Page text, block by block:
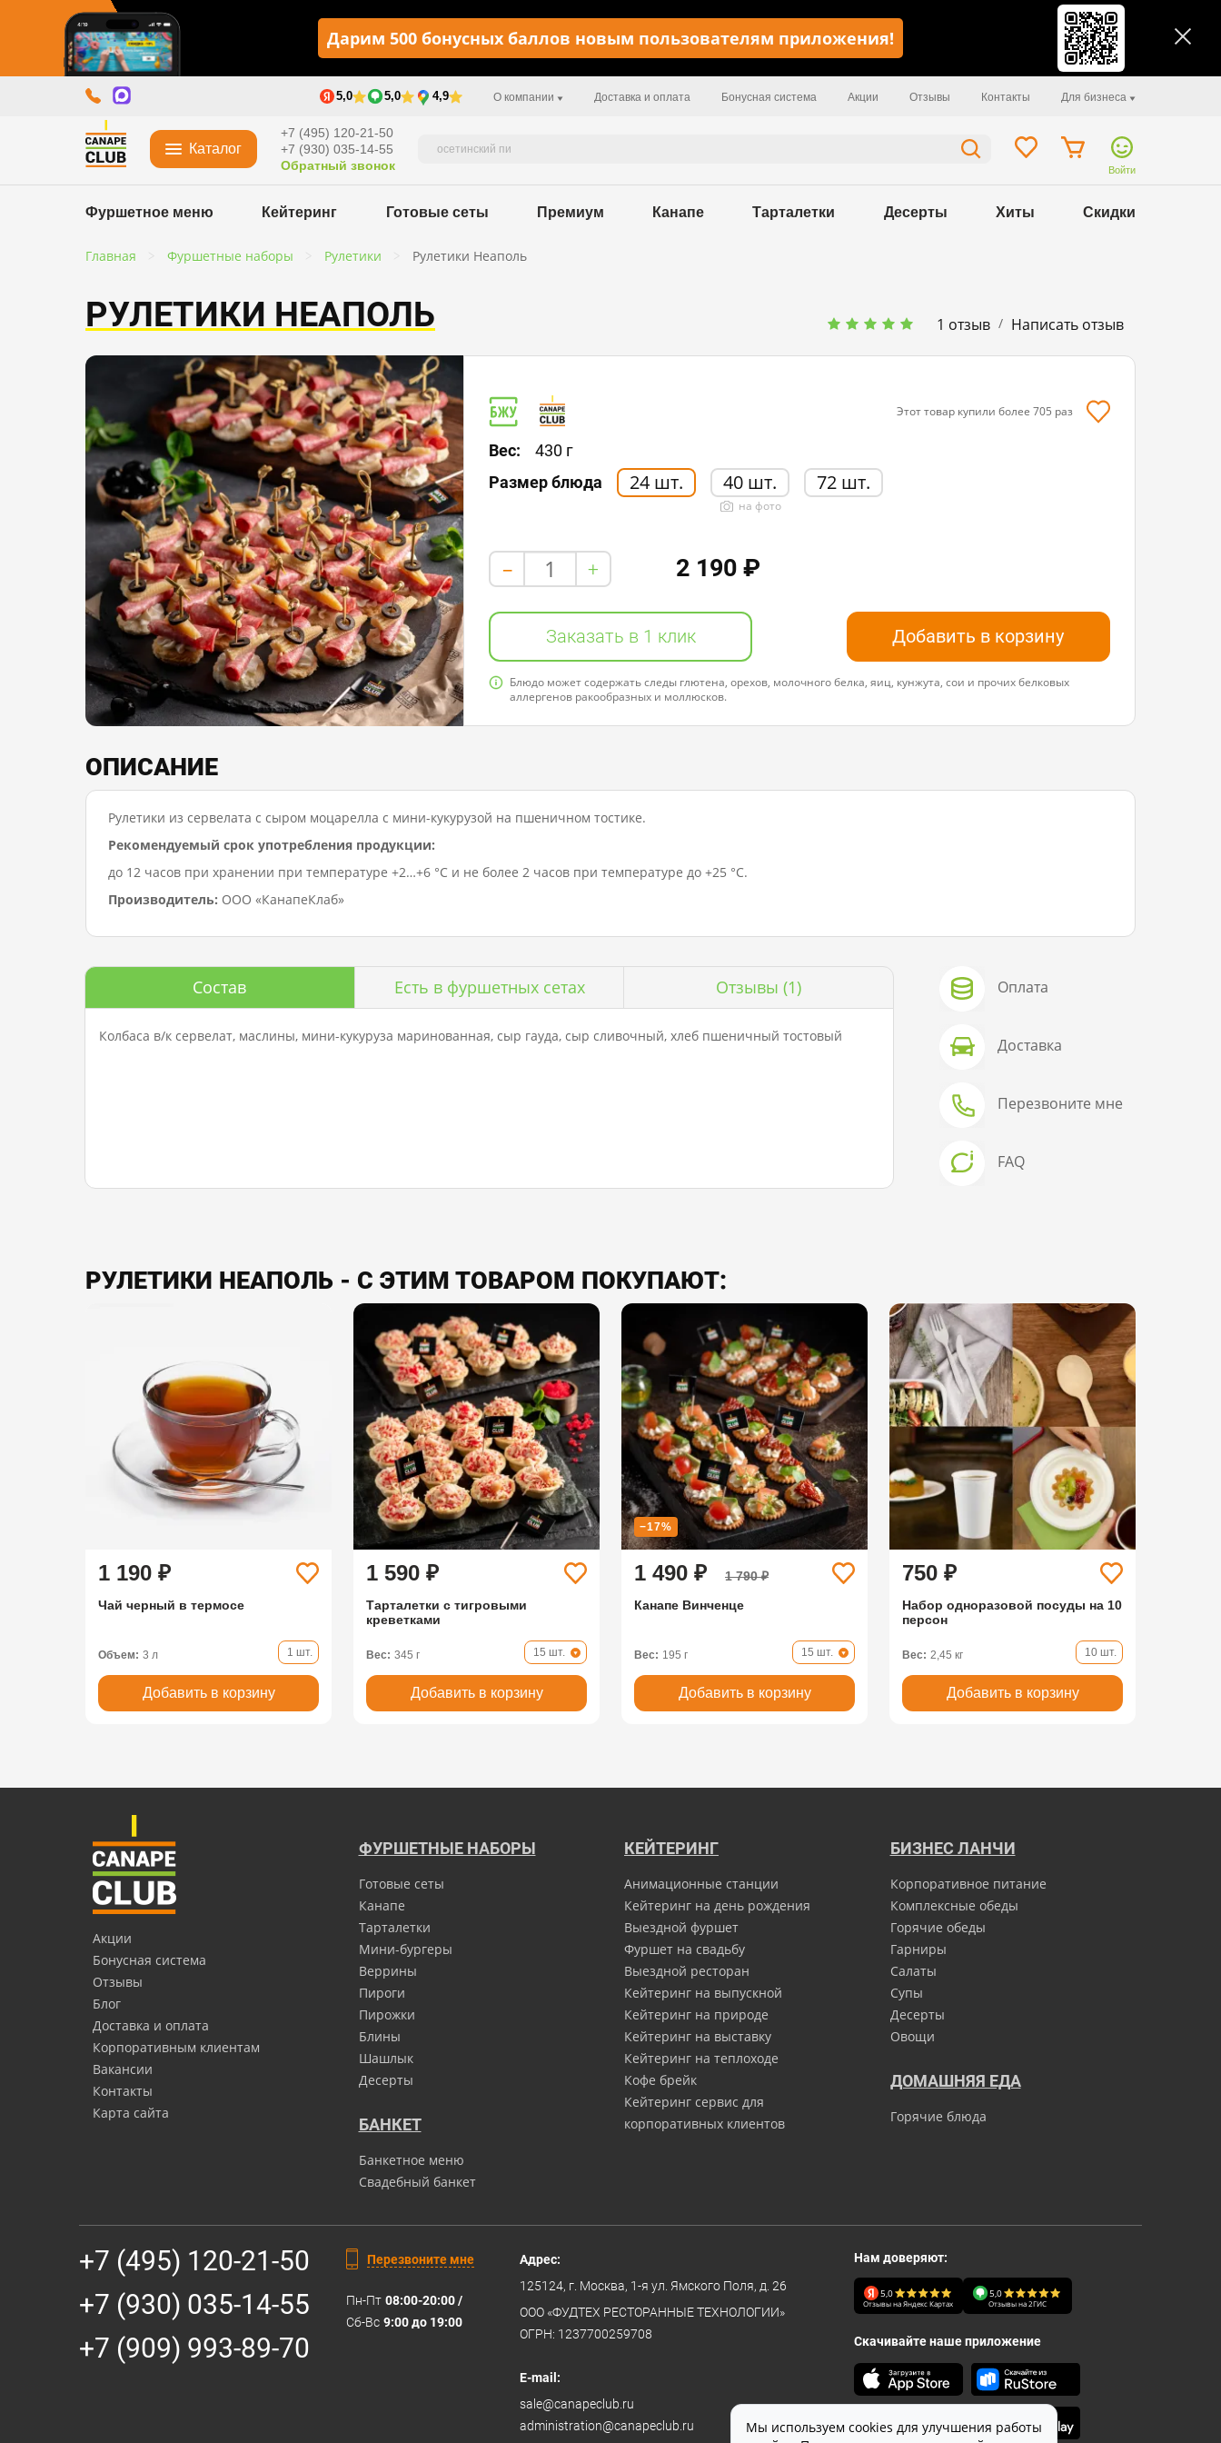
Дарим 500 бонусных баллов новым пользователям приложения!
5,0 5,0 4,9 О компании Доставка и оплата Бонусная система Акции Отзывы Контакты Для бизнеса
Каталог
+7 (495) 120-21-50
+7 (930) 035-14-55
Обратный звонок
Войти
Фуршетное меню Кейтеринг Готовые сеты Премиум Канапе Тарталетки Десерты Хиты Скидки
Главная Фуршетные наборы Рулетики Рулетики Неаполь
РУЛЕТИКИ НЕАПОЛЬ 1 отзыв / Написать отзыв
Пищевая ценность в 100 г / 294,5 kcal
Белки: 10,0
Этот товар купили более 705 раз
Вес:
430 г
Размер блюда
24 шт. 40 шт.
на фото
72 шт.
- + 2 190 ₽
Заказать в 1 клик Добавить в корзину
Блюдо может содержать следы глютена, орехов, молочного белка, яиц, кунжута, сои и прочих белковых
аллергенов ракообразных и моллюсков.
ОПИСАНИЕ
Рулетики из сервелата с сыром моцарелла с мини-кукурузой на пшеничном тостике.
Рекомендуемый срок употребления продукции:
до 12 часов при хранении при температуре +2…+6 °C и не более 2 часов при температуре до +25 °C.
Производитель: ООО «КанапеКлаб»
Состав Есть в фуршетных сетах Отзывы (1)
Колбаса в/к сервелат, маслины, мини-кукуруза маринованная, сыр гауда, сыр сливочный, хлеб пшеничный тостовый
Оплата
Доставка
Перезвоните мне
FAQ
РУЛЕТИКИ НЕАПОЛЬ - С ЭТИМ ТОВАРОМ ПОКУПАЮТ:
1 190 ₽
Чай черный в термосе
Объем: 3 л 1 шт.
Добавить в корзину
1 590 ₽
Тарталетки с тигровыми
креветками
Вес: 345 г 15 шт.
Добавить в корзину
−17%
1 490 ₽
1 790 ₽
Канапе Винченце
Вес: 195 г 15 шт.
Добавить в корзину
750 ₽
Набор одноразовой посуды на 10
персон
Вес: 2,45 кг 10 шт.
Добавить в корзину
Акции
Бонусная система
Отзывы
Блог
Доставка и оплата
Корпоративным клиентам
Вакансии
Контакты
Карта сайта
ФУРШЕТНЫЕ НАБОРЫ
Готовые сеты
Канапе
Тарталетки
Мини-бургеры
Веррины
Пироги
Пирожки
Блины
Шашлык
Десерты
БАНКЕТ
Банкетное меню
Свадебный банкет
КЕЙТЕРИНГ
Анимационные станции
Кейтеринг на день рождения
Выездной фуршет
Фуршет на свадьбу
Выездной ресторан
Кейтеринг на выпускной
Кейтеринг на природе
Кейтеринг на выставку
Кейтеринг на теплоходе
Кофе брейк
Кейтеринг сервис для
корпоративных клиентов
БИЗНЕС ЛАНЧИ
Корпоративное питание
Комплексные обеды
Горячие обеды
Гарниры
Салаты
Супы
Десерты
Овощи
ДОМАШНЯЯ ЕДА
Горячие блюда
+7 (495) 120-21-50
+7 (930) 035-14-55
+7 (909) 993-89-70
Пн-Пт 08:00-20:00 /
Сб-Вс 9:00 до 19:00
Перезвоните мне
Адрес:
125124, г. Москва, 1-я ул. Ямского Поля, д. 26
ООО «ФУДТЕХ РЕСТОРАННЫЕ ТЕХНОЛОГИИ»
ОГРН: 1237700259708
E-mail:
sale@canapeclub.ru
administration@canapeclub.ru
Нам доверяют:
5,0
Отзывы на Яндекс Картах
5,0
Отзывы на 2ГИС
Скачивайте наше приложение
Мы используем cookies для улучшения работы